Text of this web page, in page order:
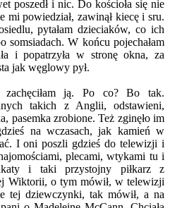
poszedł i nic. Do kościoła się nie
mi powiedział, zawinął kiecę i sru.
pytałam dzieciaków, co ich
somsiadach. W końcu pojechałam
i popatrzyła w stronę okna, za
jak węglowy pył.
zachęciłam ją. Po co? Bo tak.
takich z Anglii, odstawieni,
pasemka zrobione. Też zginęło im
na wczasach, jak kamień w
I oni poszli gdzieś do telewizji i
plecami, wtykami tu i
i taki przystojny piłkarz z
Wiktorii, o tym mówił, w telewizji
tej dziewczynki, tak mówił, a na